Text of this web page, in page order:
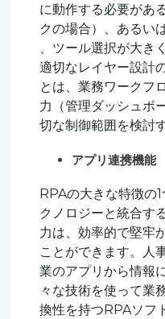
に動作する必要があ
クの場合）、あるい
、ツール選択が大き
適切なレイヤー設計
とは、業務ワークフ
力（管理ダッシュボ
切な制御範囲を検討
アプリ連携機能
RPAの大きな特徴の
クノロジーと統合す
力は、効率的で堅牢
ことができます。人
業のアプリから情報
々な技術を使って業
換性を持つRPAソフ